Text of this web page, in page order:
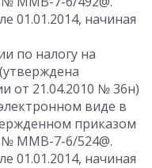
01.01.2014, начиная
по налогу на
от 21.04.2010 № 36н)
виде в
приказом
№ ММВ-7-6/524@.
01.01.2014, начиная